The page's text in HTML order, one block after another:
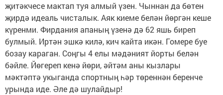
җитәкчесе мактап туя алмый үзен. Чыннан да бөтен
җирдә идеаль чисталык. Аяк киеме белән йөргән кеше
күренми. Фирдания апаның үзенә дә 62 яшь биреп
булмый. Иртән эшкә килә, кич кайта икән. Гомере буе
бозау караган. Соңгы 4 елы мәдәният йорты белән
бәйле. Йөгереп кенә йөри, әйтәм аны кызлары
мәктәптә укыганда спортның һәр төреннән беренче
урында иде. Әле дә шулайдыр!